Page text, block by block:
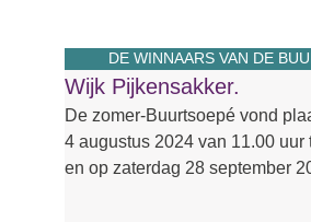
DE WINNAARS VAN DE
Wijk Pijkensakker.
De zomer-Buurtsoepé vond
4 augustus 2024 van 11.00 uur
en op zaterdag 28 september